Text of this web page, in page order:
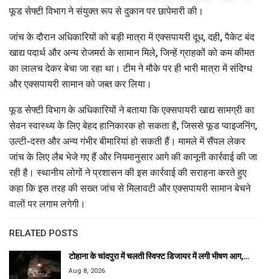
फूड सेफ्टी विभाग ने संयुक्त रूप से दुकान पर छापेमारी की।
जांच के दौरान अधिकारियों को बड़ी मात्रा में एक्सपायरी दूध, दही, पैकेट बंद
खाद्य पदार्थ और अन्य रोजमर्रा के सामान मिले, जिन्हें ग्राहकों को कम कीमत
का लालच देकर बेचा जा रहा था। टीम ने मौके पर ही भारी मात्रा में संदिग्ध
और एक्सपायरी सामान को जब्त कर लिया।
फूड सेफ्टी विभाग के अधिकारियों ने बताया कि एक्सपायरी खाद्य सामग्री का
सेवन स्वास्थ्य के लिए बेहद हानिकारक हो सकता है, जिससे फूड प्वाइजनिंग,
उल्टी-दस्त और अन्य गंभीर बीमारियां हो सकती हैं। मामले में सैंपल लेकर
जांच के लिए लैब भेजे गए हैं और नियमानुसार आगे की कानूनी कार्रवाई की जा
रही है। स्थानीय लोगों ने प्रशासन की इस कार्रवाई की सराहना करते हुए
कहा कि इस तरह की सख्त जांच से मिलावटी और एक्सपायरी सामान बेचने
वालों पर लगाम लगेगी।
RELATED POSTS
टोहाना के चांदपुरा में चलती स्विफ्ट डिजायर में लगी भीषण आग,…
Aug 8, 2026